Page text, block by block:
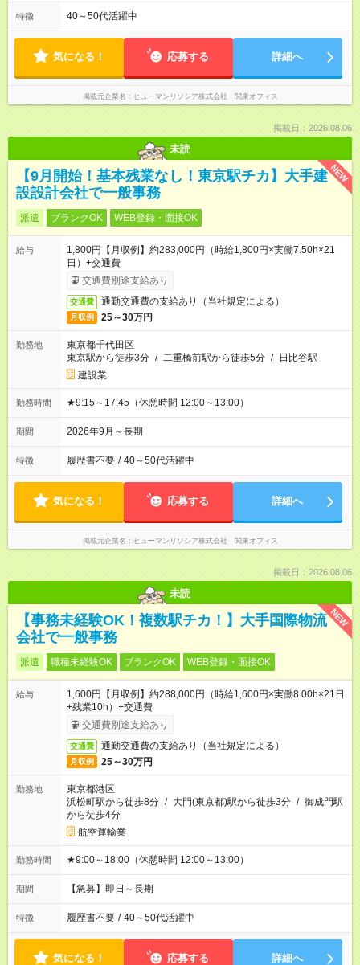
特徴 40～50代活躍中
気になる！ 応募する 詳細へ
掲載元企業名 ヒューマンリソシア株式会社 関東オフィス
掲載日：2026.08.06
未読
NEW
【9月開始！基本残業なし！東京駅チカ】大手建
設設計会社で一般事務
派遣 ブランクOK WEB登録・面接OK
給与
1,800円【月収例】約283,000円（時給1,800円×実働7.50h×21
日）+交通費
交通費別途支給あり
交通費 通勤交通費の支給あり（当社規定による）
月収例 25～30万円
勤務地
東京都千代田区
東京駅から徒歩3分 / 二重橋前駅から徒歩5分 / 日比谷駅
建設業
勤務時間 ★9:15～17:45（休憩時間 12:00～13:00）
期間 2026年9月～長期
特徴 履歴書不要 / 40～50代活躍中
気になる！ 応募する 詳細へ
掲載元企業名 ヒューマンリソシア株式会社 関東オフィス
掲載日：2026.08.06
未読
NEW
【事務未経験OK！複数駅チカ！】大手国際物流
会社で一般事務
派遣 職種未経験OK ブランクOK WEB登録・面接OK
給与
1,600円【月収例】約288,000円（時給1,600円×実働8.00h×21日
+残業10h）+交通費
交通費別途支給あり
交通費 通勤交通費の支給あり（当社規定による）
月収例 25～30万円
勤務地
東京都港区
浜松町駅から徒歩8分 / 大門(東京都)駅から徒歩3分 / 御成門駅
から徒歩4分
航空運輸業
勤務時間 ★9:00～18:00（休憩時間 12:00～13:00）
期間 【急募】即日～長期
特徴 履歴書不要 / 40～50代活躍中
気になる！ 応募する 詳細へ